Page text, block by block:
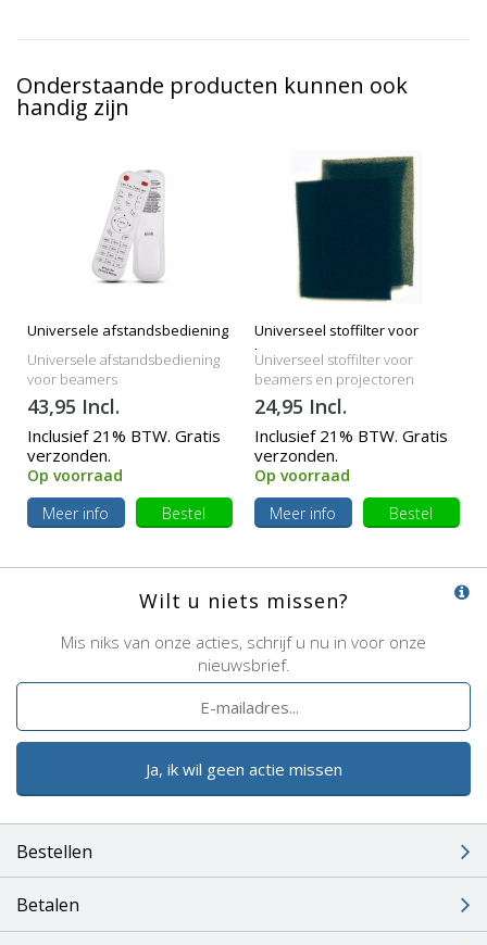
Onderstaande producten kunnen ook
handig zijn
Universele afstandsbediening
Universele afstandsbediening
voor beamers
43,95 Incl.
Inclusief 21% BTW. Gratis
verzonden.
Op voorraad
Meer info
Bestel
Universeel stoffilter voor
beamers
Universeel stoffilter voor
beamers en projectoren
24,95 Incl.
Inclusief 21% BTW. Gratis
verzonden.
Op voorraad
Meer info
Bestel
Wilt u niets missen?
Mis niks van onze acties, schrijf u nu in voor onze
nieuwsbrief.
Ja, ik wil geen actie missen
Bestellen
Betalen